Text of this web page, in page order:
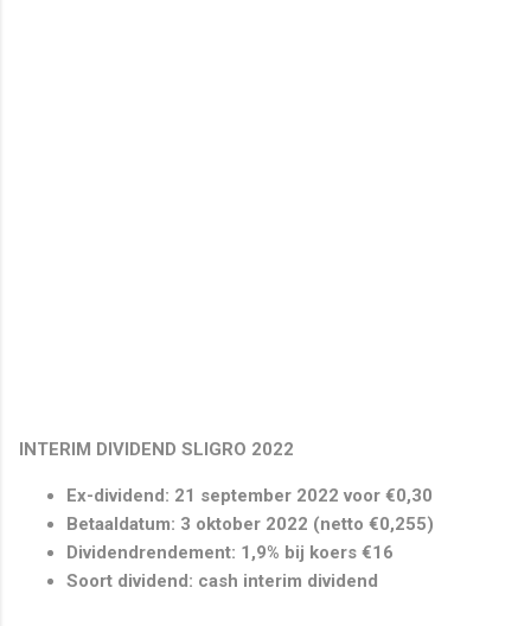
INTERIM DIVIDEND SLIGRO 2022
Ex-dividend: 21 september 2022 voor €0,30
Betaaldatum: 3 oktober 2022 (netto €0,255)
Dividendrendement: 1,9% bij koers €16
Soort dividend: cash interim dividend